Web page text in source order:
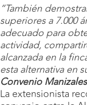
“También
superiores a 7.000
adecuado para
actividad,
alcanzada en la
esta alternativa en
Convenio Manizales
La extensionista